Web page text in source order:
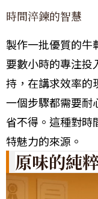
時間淬鍊的智慧
製作一批優質的牛
要數小時的專注投
持，在講求效率的
一個步驟都需要耐
省不得。這種對時
特魅力的來源。
原味的純